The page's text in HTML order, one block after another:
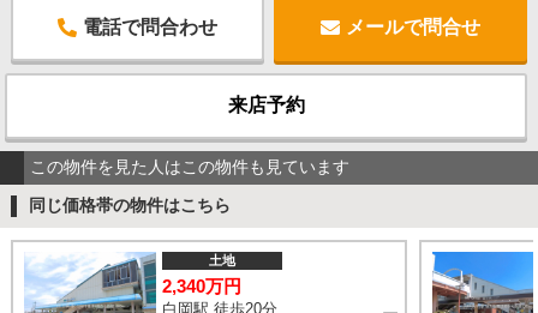
電話で問合わせ メールで問合せ
来店予約
この物件を見た人はこの物件も見ています
同じ価格帯の物件はこちら
土地
2,340万円
白岡駅 徒歩20分